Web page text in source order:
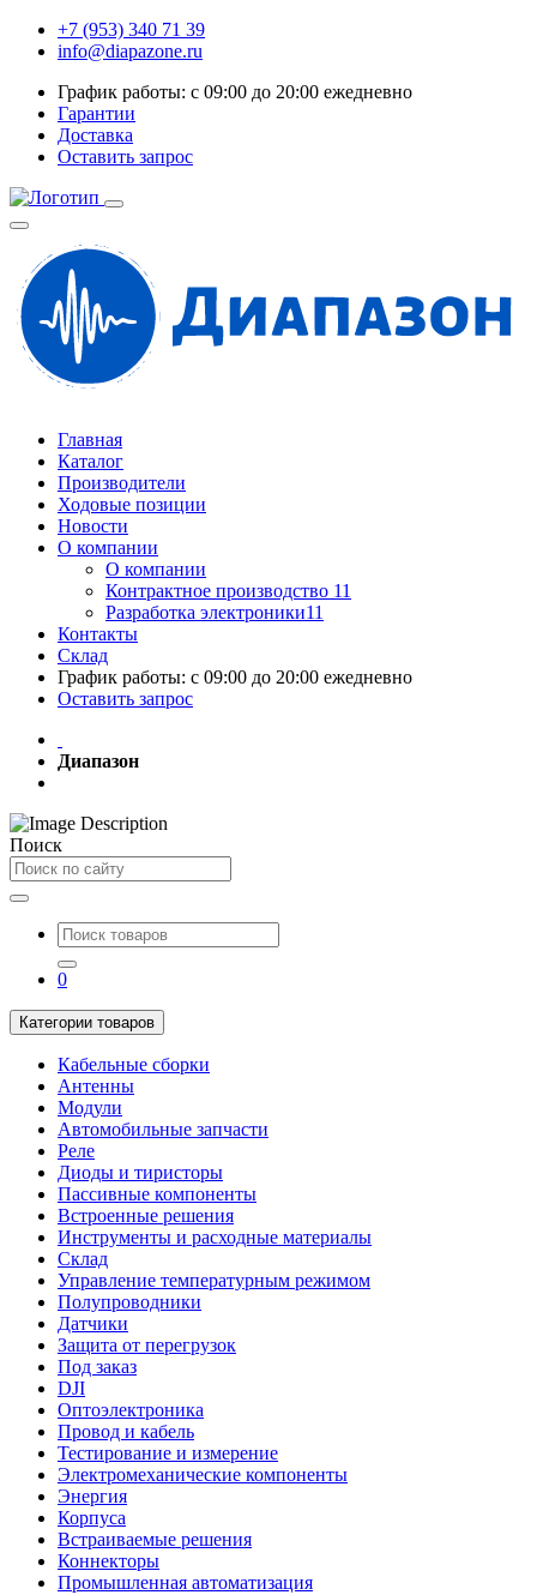
+7 (953) 340 71 39
info@diapazone.ru
График работы: с 09:00 до 20:00 ежедневно
Гарантии
Доставка
Оставить запрос
Главная
Каталог
Производители
Ходовые позиции
Новости
О компании
О компании
Контрактное производство 11
Разработка электроники11
Контакты
Склад
График работы: с 09:00 до 20:00 ежедневно
Оставить запрос
Диапазон
Поиск
0
Категории товаров
Кабельные сборки
Антенны
Модули
Автомобильные запчасти
Реле
Диоды и тиристоры
Пассивные компоненты
Встроенные решения
Инструменты и расходные материалы
Склад
Управление температурным режимом
Полупроводники
Датчики
Защита от перегрузок
Под заказ
DJI
Оптоэлектроника
Провод и кабель
Тестирование и измерение
Электромеханические компоненты
Энергия
Корпуса
Встраиваемые решения
Коннекторы
Промышленная автоматизация